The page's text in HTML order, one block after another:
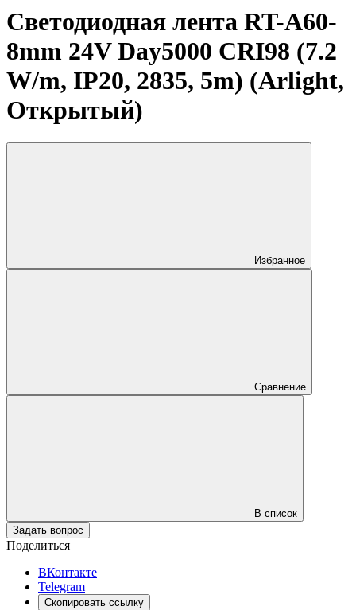
Светодиодная лента RT-A60-
8mm 24V Day5000 CRI98 (7.2
W/m, IP20, 2835, 5m) (Arlight,
Открытый)
Избранное
Сравнение
В список
Задать вопрос
Поделиться
ВКонтакте
Telegram
Скопировать ссылку